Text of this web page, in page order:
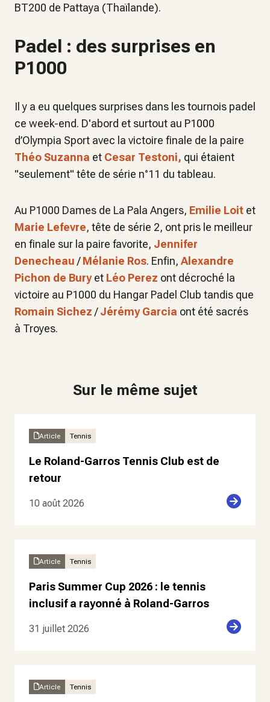
BT200 de Pattaya (Thaïlande).
Padel : des surprises en
P1000
Il y a eu quelques surprises dans les tournois padel
ce week-end. D'abord et surtout au P1000
d’Olympia Sport avec la victoire finale de la paire
Théo Suzanna et Cesar Testoni, qui étaient
"seulement" tête de série n°11 du tableau.
Au P1000 Dames de La Pala Angers, Emilie Loit et
Marie Lefevre, tête de série 2, ont pris le meilleur
en finale sur la paire favorite, Jennifer
Denecheau /Mélanie Ros. Enfin, Alexandre
Pichon de Buryet Léo Perez ont décroché la
victoire au P1000 du Hangar Padel Club tandis que
Romain Sichez /Jérémy Garcia ont été sacrés
à Troyes.
Sur le même sujet
Article Tennis
Le Roland-Garros Tennis Club est de
retour
10 août 2026
Article Tennis
Paris Summer Cup 2026 : le tennis
inclusif a rayonné à Roland-Garros
31 juillet 2026
Article Tennis